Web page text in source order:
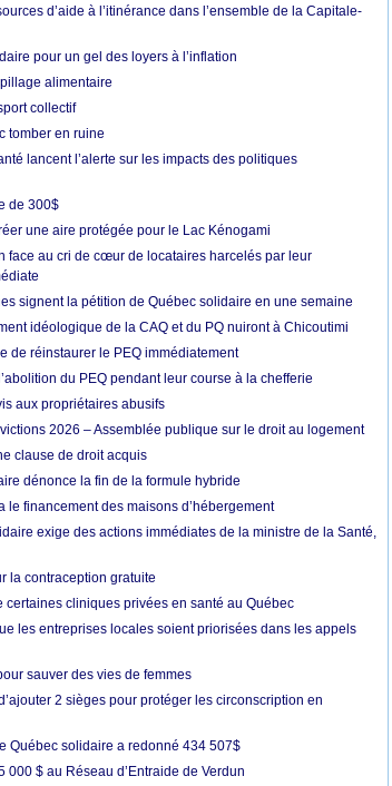
d’aide à l’itinérance dans l’ensemble de la Capitale-
pour un gel des loyers à l’inflation
alimentaire
collectif
tomber en ruine
lancent l’alerte sur les impacts des politiques
de 300$
une aire protégée pour le Lac Kénogami
face au cri de cœur de locataires harcelés par leur
signent la pétition de Québec solidaire en une semaine
idéologique de la CAQ et du PQ nuiront à Chicoutimi
de réinstaurer le PEQ immédiatement
du PEQ pendant leur course à la chefferie
aux propriétaires abusifs
2026 – Assemblée publique sur le droit au logement
clause de droit acquis
dénonce la fin de la formule hybride
financement des maisons d’hébergement
exige des actions immédiates de la ministre de la Santé,
la contraception gratuite
cliniques privées en santé au Québec
les entreprises locales soient priorisées dans les appels
sauver des vies de femmes
2 sièges pour protéger les circonscription en
Québec solidaire a redonné 434 507$
$ au Réseau d’Entraide de Verdun